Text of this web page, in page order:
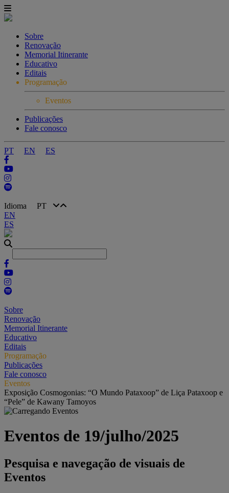
Sobre
Renovação
Memorial Itinerante
Educativo
Editais
Programação
Eventos
Publicações
Fale conosco
PT EN ES
Idioma PT
EN
ES
Sobre
Renovação
Memorial Itinerante
Educativo
Editais
Programação
Publicações
Fale conosco
Eventos
Exposição Cosmogonias: “O Mundo Pataxoop” de Liça Pataxoop e
“Pele” de Kawany Tamoyos
Eventos de 19/julho/2025
Pesquisa e navegação de visuais de
Eventos